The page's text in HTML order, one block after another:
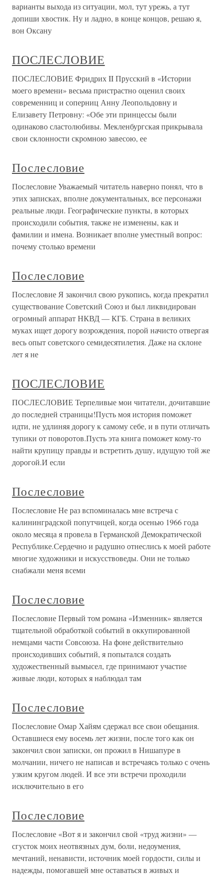
варианты выхода из ситуации, мол, тут урежь, а тут
допиши хвостик. Ну и ладно, в конце концов, решаю я,
вон Оксану
ПОСЛЕСЛОВИЕ
ПОСЛЕСЛОВИЕ Фридрих II Прусский в «Истории
моего времени» весьма пристрастно оценил своих
современниц и соперниц Анну Леопольдовну и
Елизавету Петровну: «Обе эти принцессы были
одинаково сластолюбивы. Мекленбургская прикрывала
свои склонности скромною завесою, ее
Послесловие
Послесловие Уважаемый читатель наверно понял, что в
этих записках, вполне документальных, все персонажи
реальные люди. Географические пункты, в которых
происходили события, также не изменены, как и
фамилии и имена. Возникает вполне уместный вопрос:
почему столько времени
Послесловие
Послесловие Я закончил свою рукопись, когда прекратил
существование Советский Союз и был ликвидирован
огромный аппарат НКВД — КГБ. Страна в великих
муках ищет дорогу возрождения, порой начисто отвергая
весь опыт советского семидесятилетия. Даже на склоне
лет я не
ПОСЛЕСЛОВИЕ
ПОСЛЕСЛОВИЕ Терпеливые мои читатели, дочитавшие
до последней страницы!Пусть моя история поможет
идти, не удлиняя дорогу к самому себе, и в пути отличать
тупики от поворотов.Пусть эта книга поможет кому-то
найти крупицу правды и встретить душу, идущую той же
дорогой.И если
Послесловие
Послесловие Не раз вспоминалась мне встреча с
калининградской попутчицей, когда осенью 1966 года
около месяца я провела в Германской Демократической
Республике.Сердечно и радушно отнеслись к моей работе
многие художники и искусствоведы. Они не только
снабжали меня всеми
Послесловие
Послесловие Первый том романа «Изменник» является
тщательной обработкой событий в оккупированной
немцами части Совсоюза. На фоне действительно
происходивших событий, я попытался создать
художественный вымысел, где принимают участие
живые люди, которых я наблюдал там
Послесловие
Послесловие Омар Хайям сдержал все свои обещания.
Оставшиеся ему восемь лет жизни, после того как он
закончил свои записки, он прожил в Нишапуре в
молчании, ничего не написав и встречаясь только с очень
узким кругом людей. И все эти встречи проходили
исключительно в его
Послесловие
Послесловие «Вот я и закончил свой «труд жизни» —
сгусток моих неотвязных дум, боли, недоумения,
мечтаний, ненависти, источник моей гордости, силы и
надежды, помогавшей мне оставаться в живых и